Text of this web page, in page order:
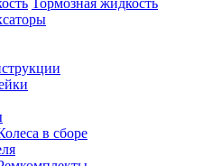
Тормозная жидкость
в сборе